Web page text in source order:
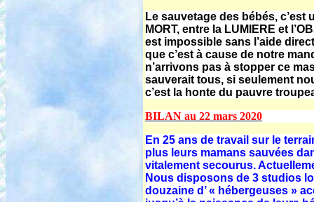
Le sauvetage des bébés, c’est
MORT, entre la LUMIERE et
est impossible sans l’aide
que c’est à cause de notre
n’arrivons pas à stopper ce
sauverait tous, si seulement
c’est la honte du pauvre
BILAN au 22 mars 2020
En 25 ans de travail sur le
plus leurs mamans sauvées
vitalement secourus.
Nous disposons de 3 studios
douzaine d’ « hébergeuses »